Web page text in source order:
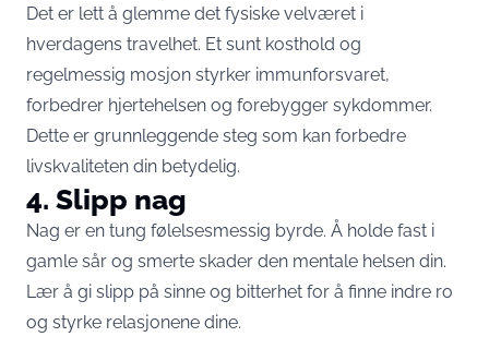
Det er lett å glemme det fysiske velværet i
hverdagens travelhet. Et sunt kosthold og
regelmessig mosjon styrker immunforsvaret,
forbedrer hjertehelsen og forebygger sykdommer.
Dette er grunnleggende steg som kan forbedre
livskvaliteten din betydelig.
4. Slipp nag
Nag er en tung følelsesmessig byrde. Å holde fast i
gamle sår og smerte skader den mentale helsen din.
Lær å gi slipp på sinne og bitterhet for å finne indre ro
og styrke relasjonene dine.